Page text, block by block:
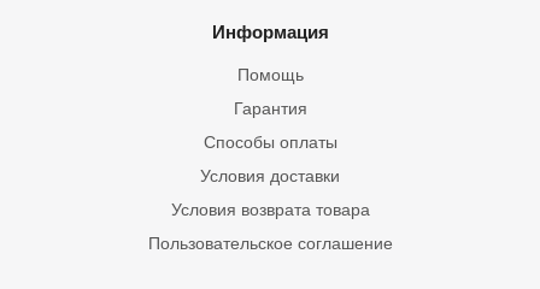
Информация
Помощь
Гарантия
Способы оплаты
Условия доставки
Условия возврата товара
Пользовательское соглашение